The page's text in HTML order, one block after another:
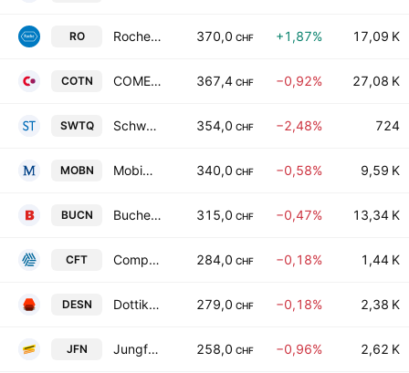
RO Roche Holding Ltd 370,0 CHF +1,87% 17,09 K
COTN COMET Holding AG 367,4 CHF −0,92% 27,08 K
SWTQ Schweiter Technologies AG 354,0 CHF −2,48% 724
MOBN Mobimo Holding AG 340,0 CHF −0,58% 9,59 K
BUCN Bucher Industries AG 315,0 CHF −0,47% 13,34 K
CFT Compagnie Financiere Tradition SA 284,0 CHF −0,18% 1,44 K
DESN Dottikon ES Holding AG 279,0 CHF −0,18% 2,38 K
JFN Jungfraubahn Holding AG 258,0 CHF −0,96% 2,62 K